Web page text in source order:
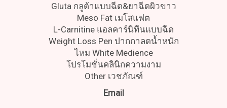
Gluta กลูต้าแบบฉีด&ยาฉีดผิวขาว
Meso Fat เมโสแฟต
L-Carnitine แอลคาร์นิทีนแบบฉีด
Weight Loss Pen ปากกาลดน้ำหนัก
ไหม White Medience
โปรโมชั่นคลินิกความงาม
Other เวชภัณฑ์
Email